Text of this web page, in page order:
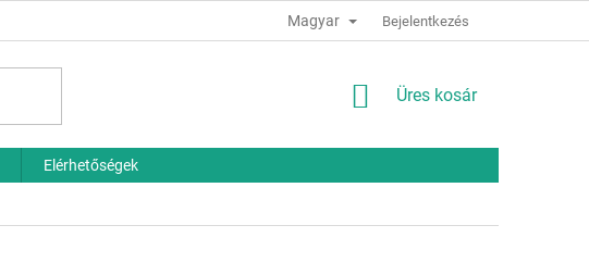
Magyar Bejelentkezés
KOSÁR
Üres kosár
Elérhetőségek